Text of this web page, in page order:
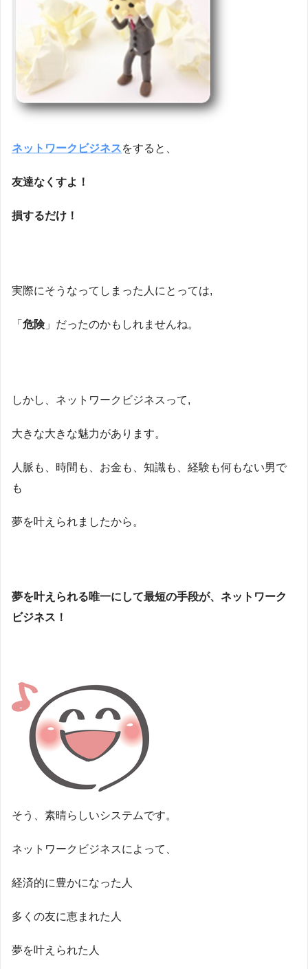
ネットワークビジネスをすると、
友達なくすよ！
損するだけ！
実際にそうなってしまった人にとっては,
「 危険」だったのかもしれませんね。
しかし、ネットワークビジネスって,
大きな大きな魅力があります。
人脈も、時間も、お金も、知識も、経験も何もない男で
も
夢を叶えられましたから。
夢を叶えられる唯一にして最短の手段が、ネットワーク
ビジネス！
そう、素晴らしいシステムです。
ネットワークビジネスによって、
経済的に豊かになった人
多くの友に恵まれた人
夢を叶えられた人